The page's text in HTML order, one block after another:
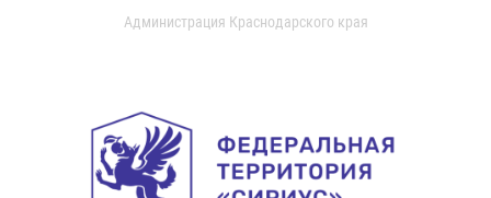
Администрация Краснодарского края